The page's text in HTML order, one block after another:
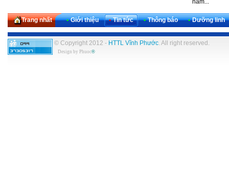
Trang nhất • Giới thiệu • Tin tức • Thông báo • Dưỡng linh
© Copyright 2012 - HTTL Vĩnh Phước. All right reserved.
Design by Phuoc®